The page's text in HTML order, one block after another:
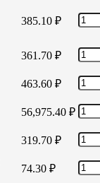
385.10 ₽
361.70 ₽
463.60 ₽
56,975.40 ₽
319.70 ₽
74.30 ₽